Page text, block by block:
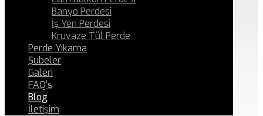
Banyo Perdesi
İş Yeri Perdesi
Kruvaze Tül Perde
Perde Yıkama
Şubeler
Galeri
FAQ’s
Blog
İletişim